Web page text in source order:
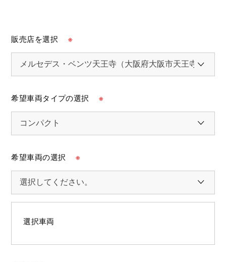
販売店を選択 ※
希望車両タイプの選択 ※
希望車両の選択 ※
選択車両